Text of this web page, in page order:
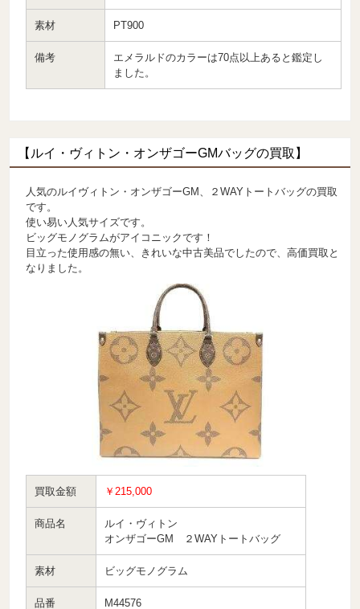
素材 PT900
備考
エメラルドのカラーは70点以上あると鑑定し
ました。
【ルイ・ヴィトン・オンザゴーGMバッグの買取】
人気のルイヴィトン・オンザゴーGM、２WAYトートバッグの買取
です。
使い易い人気サイズです。
ビッグモノグラムがアイコニックです！
目立った使用感の無い、きれいな中古美品でしたので、高価買取と
なりました。
買取金額 ￥215,000
商品名
ルイ・ヴィトン
オンザゴーGM ２WAYトートバッグ
素材 ビッグモノグラム
品番 M44576